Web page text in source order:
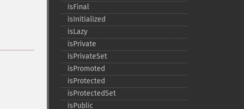
isFinal
isInitialized
isLazy
isPrivate
isPrivateSet
isPromoted
isProtected
isProtectedSet
isPublic